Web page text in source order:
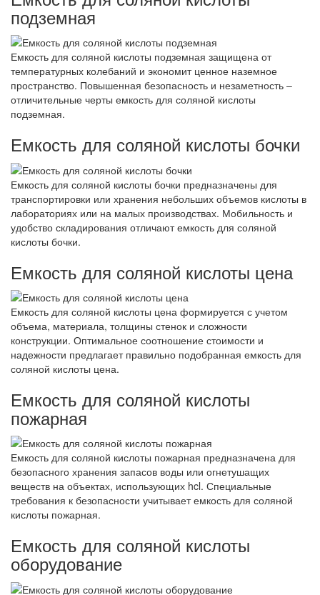
подземная
Емкость для соляной кислоты подземная защищена от
температурных колебаний и экономит ценное наземное
пространство. Повышенная безопасность и незаметность –
отличительные черты емкость для соляной кислоты
подземная.
Емкость для соляной кислоты бочки
Емкость для соляной кислоты бочки предназначены для
транспортировки или хранения небольших объемов кислоты в
лабораториях или на малых производствах. Мобильность и
удобство складирования отличают емкость для соляной
кислоты бочки.
Емкость для соляной кислоты цена
Емкость для соляной кислоты цена формируется с учетом
объема, материала, толщины стенок и сложности
конструкции. Оптимальное соотношение стоимости и
надежности предлагает правильно подобранная емкость для
соляной кислоты цена.
Емкость для соляной кислоты
пожарная
Емкость для соляной кислоты пожарная предназначена для
безопасного хранения запасов воды или огнетушащих
веществ на объектах, использующих hcl. Специальные
требования к безопасности учитывает емкость для соляной
кислоты пожарная.
Емкость для соляной кислоты
оборудование